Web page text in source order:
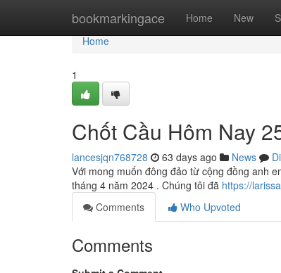
bookmarkingace Home New
Home
Home
1
Chốt Cầu Hôm Nay
lancesjqn768728 63 days ago News
Với mong muốn đông đảo từ cộng đồng anh
tháng 4 năm 2024 . Chúng tôi đã https://
Comments
Who Upvoted
Comments